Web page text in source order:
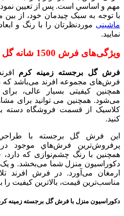
مهم و اساسي است. پس از تعيين نمودن
با توجه به سبک چیدمان خود، از بين
ماشینی موردنظرتان را با رنگ و
نماييد.
ویژگی‌های فرش 1500 شانه گل برجسته افرند:
فرش گل برجسته زمینه کرم
فرش‌های مجموعه افرند می‌باشد که
همچنین کیفیتی بسیار عالی،
می‌شود. همچنین می توانید برای
کلاسیک از قسمت فروشگاه دسته
کنید.
اين فرش گل برجسته با
پرفروش‌ترین فرش‌‌هاي موجود در
همچنین با رنگ چشم‌نوازی که دارد،
دکوراسیون منزل شما می‌بخشد. و
ارمغان می‌آورد. در فرش افرند
مناسب‌ترین قیمت، بالاترین کیفیت را
دکوراسیون منزل با فرش گل برجسته زمینه